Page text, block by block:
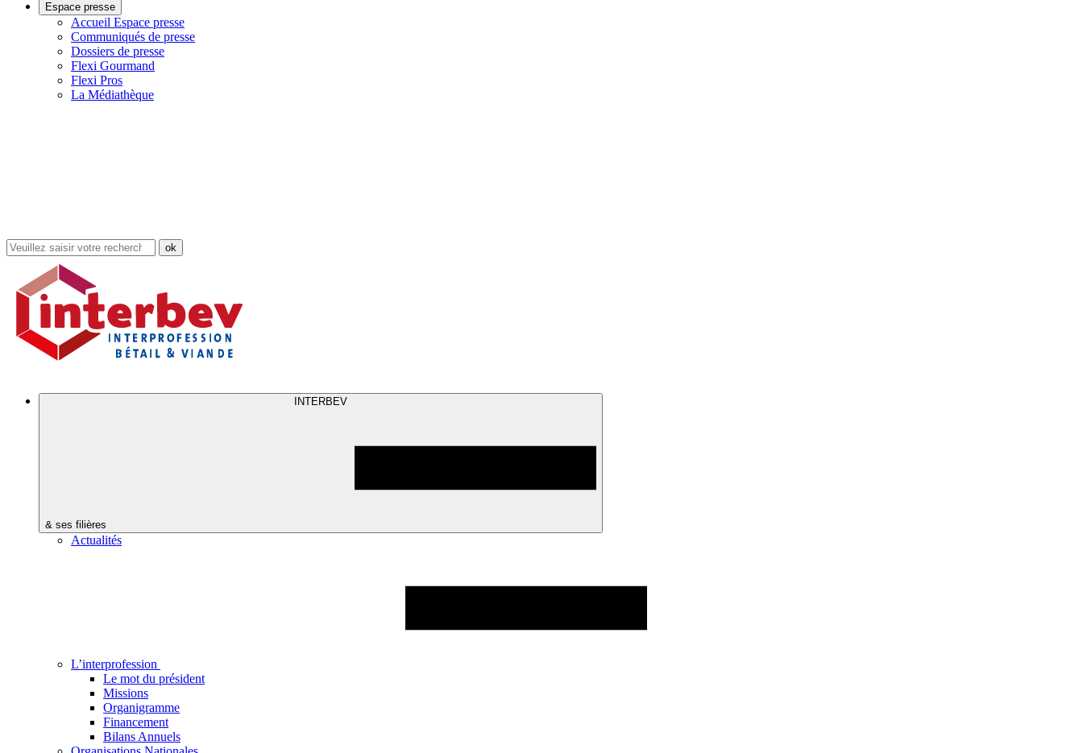
Espace presse
Accueil Espace presse
Communiqués de presse
Dossiers de presse
Flexi Gourmand
Flexi Pros
La Médiathèque
Rechercher
dans
site
INTERBEV
& ses filières
Actualités
L’interprofession
Le mot du président
Missions
Organigramme
Financement
Bilans Annuels